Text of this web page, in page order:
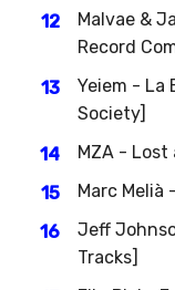
Malvae &
Record
Yeiem - La
Society]
MZA - Lost
Marc Melià
Jeff
Tracks]